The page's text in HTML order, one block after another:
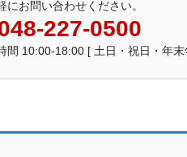
にお問い合わせください。
227-0500
間 10:00-18:00 [ 土日・祝日・年末